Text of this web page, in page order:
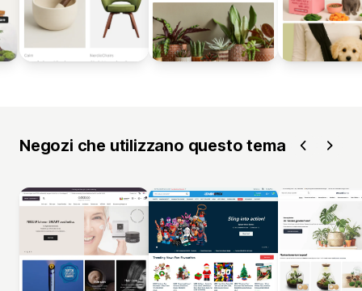
Negozi che utilizzano questo tema